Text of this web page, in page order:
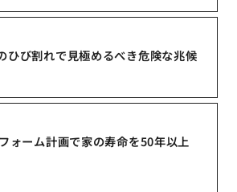
ひび割れで見極めるべき危険な兆候
ォーム計画で家の寿命を50年以上